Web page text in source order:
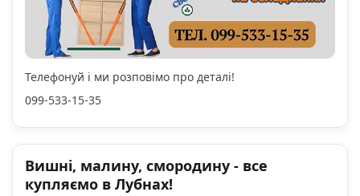
Телефонуй і ми розповімо про деталі!
099-533-15-35
Вишні, малину, смородину - все
купляємо в Лубнах!